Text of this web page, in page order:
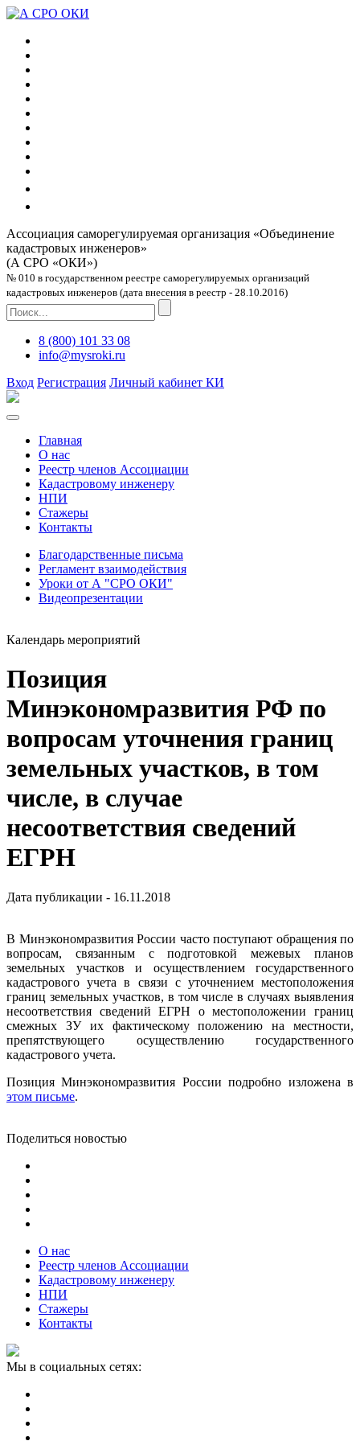
Ассоциация саморегулируемая организация «Объединение
кадастровых инженеров»
(А СРО «ОКИ»)
№ 010 в государственном реестре саморегулируемых организаций
кадастровых инженеров (дата внесения в реестр - 28.10.2016)
8 (800) 101 33 08
info@mysroki.ru
Вход Регистрация Личный кабинет КИ
Главная
О нас
Реестр членов Ассоциации
Кадастровому инженеру
НПИ
Стажеры
Контакты
Благодарственные письма
Регламент взаимодействия
Уроки от А "СРО ОКИ"
Видеопрезентации
Календарь мероприятий
Позиция
Минэкономразвития РФ по
вопросам уточнения границ
земельных участков, в том
числе, в случае
несоответствия сведений
ЕГРН
Дата публикации - 16.11.2018
В Минэкономразвития России часто поступают обращения по
вопросам, связанным с подготовкой межевых планов
земельных участков и осуществлением государственного
кадастрового учета в связи с уточнением местоположения
границ земельных участков, в том числе в случаях выявления
несоответствия сведений ЕГРН о местоположении границ
смежных ЗУ их фактическому положению на местности,
препятствующего осуществлению государственного
кадастрового учета.
Позиция Минэкономразвития России подробно изложена в
этом письме.
Поделиться новостью
О нас
Реестр членов Ассоциации
Кадастровому инженеру
НПИ
Стажеры
Контакты
Мы в социальных сетях: